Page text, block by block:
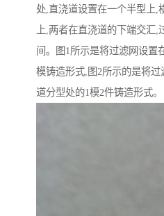
处,直浇道设置在一个半型上,
上,两者在直浇道的下端交汇
间。图1所示是将过滤网设置
模铸造形式,图2所示的是将
道分型处的1模2件铸造形式。